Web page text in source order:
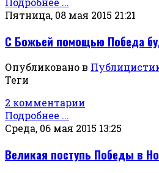
Пятница, 08 мая 2015 21:21
С Божьей помощью Победа
Опубликовано в
Теги
2 комментарии
Подробнее ...
Среда, 06 мая 2015 13:25
Великая поступь Победы в